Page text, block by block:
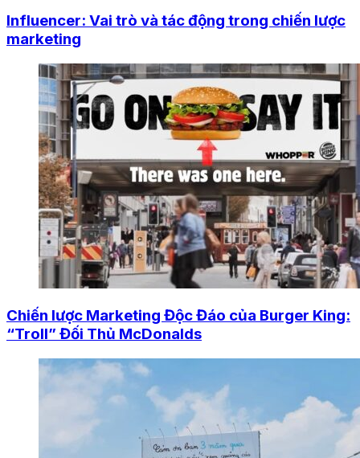
Influencer: Vai trò và tác động trong chiến lược
marketing
Chiến lược Marketing Độc Đáo của Burger King:
“Troll” Đối Thủ McDonalds